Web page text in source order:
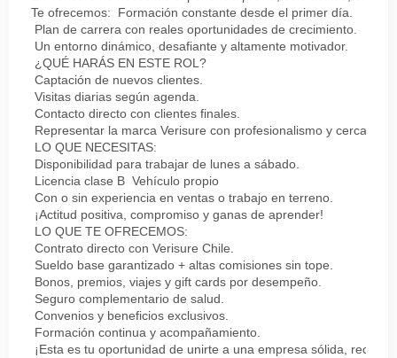
Te ofrecemos: Formación constante desde el primer día.
Plan de carrera con reales oportunidades de crecimiento.
Un entorno dinámico, desafiante y altamente motivador.
¿QUÉ HARÁS EN ESTE ROL?
Captación de nuevos clientes.
Visitas diarias según agenda.
Contacto directo con clientes finales.
Representar la marca Verisure con profesionalismo y cercanía.
LO QUE NECESITAS:
Disponibilidad para trabajar de lunes a sábado.
Licencia clase B Vehículo propio
Con o sin experiencia en ventas o trabajo en terreno.
¡Actitud positiva, compromiso y ganas de aprender!
LO QUE TE OFRECEMOS:
Contrato directo con Verisure Chile.
Sueldo base garantizado + altas comisiones sin tope.
Bonos, premios, viajes y gift cards por desempeño.
Seguro complementario de salud.
Convenios y beneficios exclusivos.
Formación continua y acompañamiento.
¡Esta es tu oportunidad de unirte a una empresa sólida,